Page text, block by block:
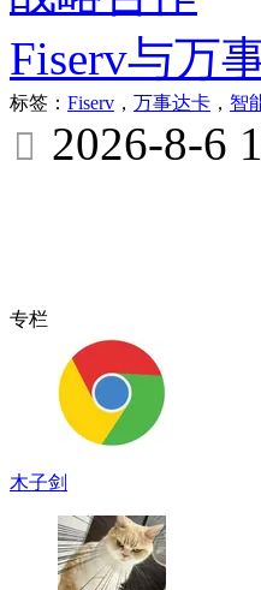
Fiserv与万
标签： Fiserv ， 万事达卡 ， 智
 2026-8-6
专栏
木子剑